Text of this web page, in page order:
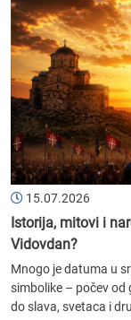
15.07.2026
Istorija, mitovi i
Vidovdan?
Mnogo je datuma u
simbolike – počev od
do slava, svetaca i